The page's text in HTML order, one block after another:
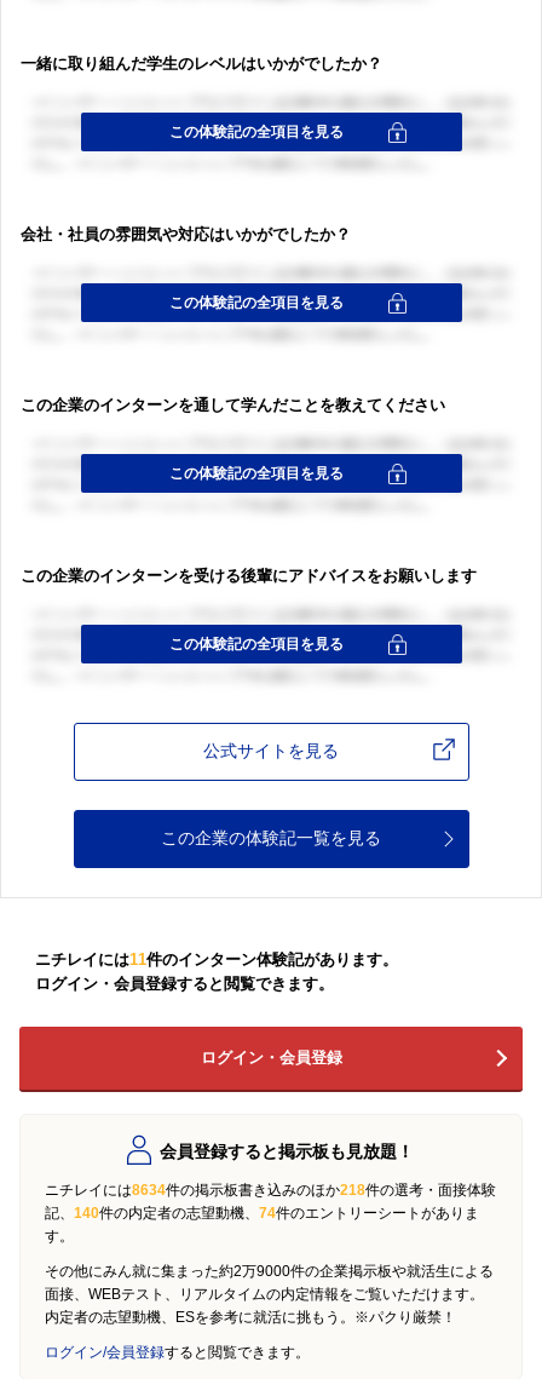
一緒に取り組んだ学生のレベルはいかがでしたか？
会社・社員の雰囲気や対応はいかがでしたか？
この企業のインターンを通して学んだことを教えてください
この企業のインターンを受ける後輩にアドバイスをお願いします
公式サイトを見る
この企業の体験記一覧を見る
ニチレイには11件のインターン体験記があります。
ログイン・会員登録すると閲覧できます。
ログイン・会員登録
会員登録すると掲示板も見放題！
ニチレイには8634件の掲示板書き込みのほか218件の選考・面接体験
記、 140件の内定者の志望動機、 74件のエントリーシートがありま
す。
その他にみん就に集まった約2万9000件の企業掲示板や就活生による
面接、WEBテスト、リアルタイムの内定情報をご覧いただけます。
内定者の志望動機、ESを参考に就活に挑もう。※パクり厳禁！
ログイン/会員登録すると閲覧できます。
ログイン・会員登録
ログイン・会員登録